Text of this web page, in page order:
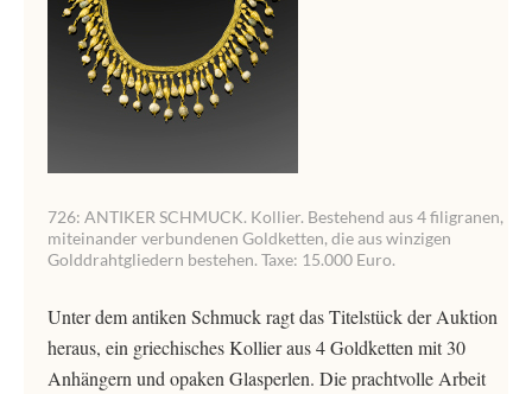
726: ANTIKER SCHMUCK. Kollier. Bestehend aus 4 filigranen,
miteinander verbundenen Goldketten, die aus winzigen
Golddrahtgliedern bestehen. Taxe: 15.000 Euro.
Unter dem antiken Schmuck ragt das Titelstück der Auktion
heraus, ein griechisches Kollier aus 4 Goldketten mit 30
Anhängern und opaken Glasperlen. Die prachtvolle Arbeit